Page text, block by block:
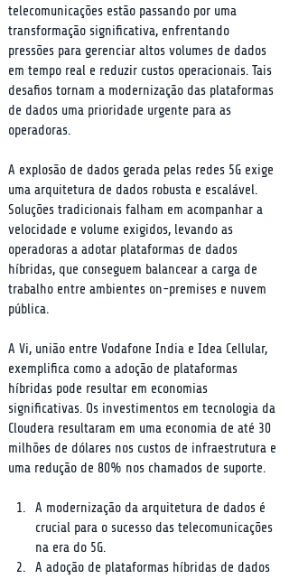
telecomunicações estão passando por uma
transformação significativa, enfrentando
pressões para gerenciar altos volumes de dados
em tempo real e reduzir custos operacionais. Tais
desafios tornam a modernização das plataformas
de dados uma prioridade urgente para as
operadoras.
A explosão de dados gerada pelas redes 5G exige
uma arquitetura de dados robusta e escalável.
Soluções tradicionais falham em acompanhar a
velocidade e volume exigidos, levando as
operadoras a adotar plataformas de dados
híbridas, que conseguem balancear a carga de
trabalho entre ambientes on-premises e nuvem
pública.
A Vi, união entre Vodafone India e Idea Cellular,
exemplifica como a adoção de plataformas
híbridas pode resultar em economias
significativas. Os investimentos em tecnologia da
Cloudera resultaram em uma economia de até 30
milhões de dólares nos custos de infraestrutura e
uma redução de 80% nos chamados de suporte.
A modernização da arquitetura de dados é
crucial para o sucesso das telecomunicações
na era do 5G.
A adoção de plataformas híbridas de dados